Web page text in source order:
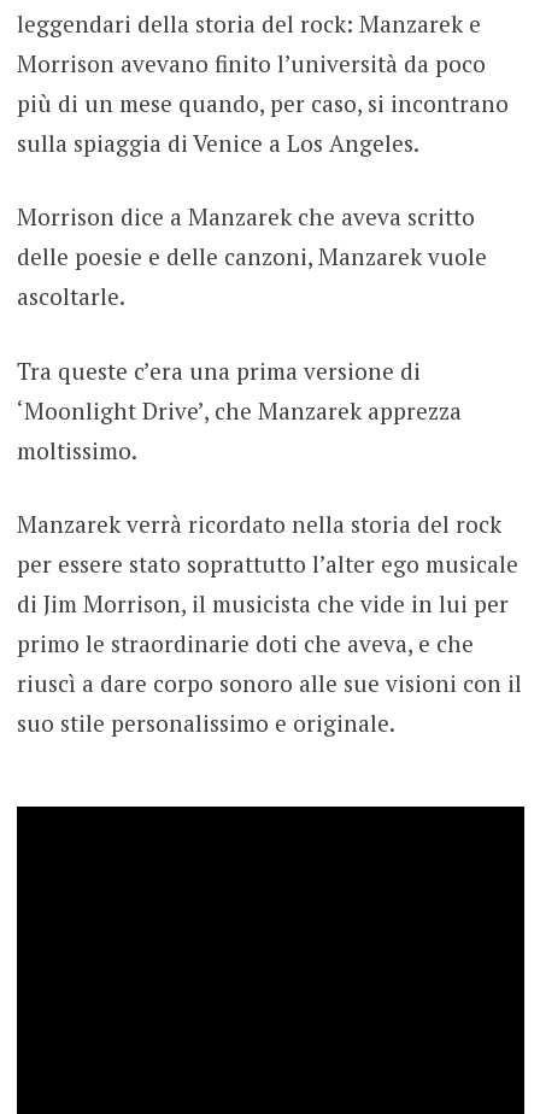
leggendari della storia del rock: Manzarek e
Morrison avevano finito l’università da poco
più di un mese quando, per caso, si incontrano
sulla spiaggia di Venice a Los Angeles.
Morrison dice a Manzarek che aveva scritto
delle poesie e delle canzoni, Manzarek vuole
ascoltarle.
Tra queste c’era una prima versione di
‘Moonlight Drive’, che Manzarek apprezza
moltissimo.
Manzarek verrà ricordato nella storia del rock
per essere stato soprattutto l’alter ego musicale
di Jim Morrison, il musicista che vide in lui per
primo le straordinarie doti che aveva, e che
riuscì a dare corpo sonoro alle sue visioni con il
suo stile personalissimo e originale.